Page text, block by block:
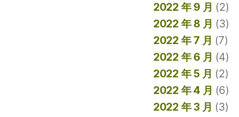
2022 年 9 月 (2)
2022 年 8 月 (3)
2022 年 7 月 (7)
2022 年 6 月 (4)
2022 年 5 月 (2)
2022 年 4 月 (6)
2022 年 3 月 (3)